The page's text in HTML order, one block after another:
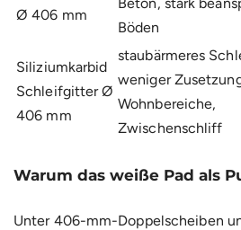
Ø 406 mm
Böden
Siliziumkarbid
Schleifgitter Ø
406 mm
staubärmeres
weniger
Wohnbereiche,
Zwischenschliff
Warum das weiße Pad als
Unter 406-mm-Doppelscheiben